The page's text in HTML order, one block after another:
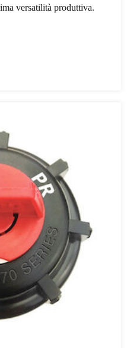
versatilità produttiva.